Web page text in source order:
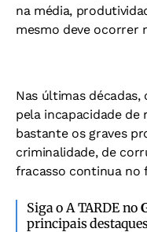
na média,
mesmo deve ocorrer
Nas últimas
pela incapacidade
bastante os graves
criminalidade, de
fracasso continua no
Siga o A TARDE no
principais